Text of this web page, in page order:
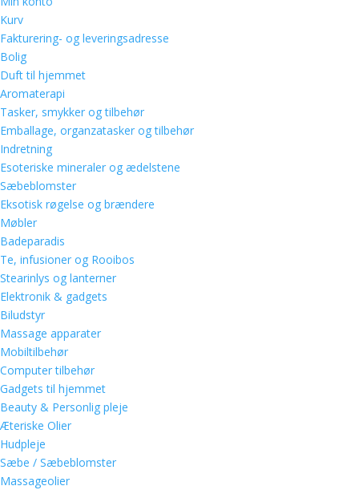
Kurv
Fakturering- og leveringsadresse
Bolig
Duft til hjemmet
Aromaterapi
Tasker, smykker og tilbehør
Emballage, organzatasker og tilbehør
Indretning
Esoteriske mineraler og ædelstene
Sæbeblomster
Eksotisk røgelse og brændere
Møbler
Badeparadis
Te, infusioner og Rooibos
Stearinlys og lanterner
Elektronik & gadgets
Biludstyr
Massage apparater
Mobiltilbehør
Computer tilbehør
Gadgets til hjemmet
Beauty & Personlig pleje
Æteriske Olier
Hudpleje
Sæbe / Sæbeblomster
Massageolier